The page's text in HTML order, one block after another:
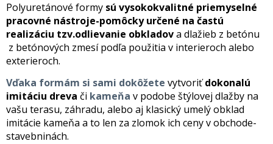
Polyuretánové formy sú vysokokvalitné priemyselné
pracovné nástroje-pomôcky určené na častú
realizáciu tzv.odlievanie obkladova dlažieb z betónu
z betónových zmesí podľa použitia v interieroch alebo
exterieroch.
Vďaka formám si sami dokôžete vytvoriťdokonalú
imitáciu dreva či kameňa v podobe štýlovej dlažby na
vašu terasu, záhradu, alebo aj klasický umelý obklad
imitácie kameňa a to len za zlomok ich ceny v obchode-
stavebninách.